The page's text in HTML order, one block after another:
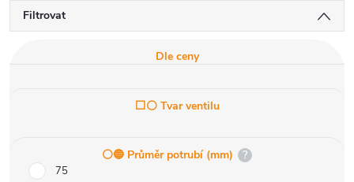
Filtrovat
Dle ceny
⬜⚪ Tvar ventilu
⚪️🔵 Průměr potrubí (mm) ?
75